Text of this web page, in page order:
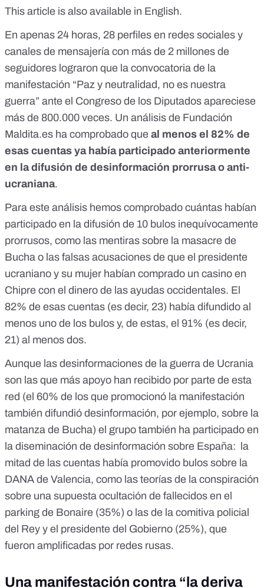
This article is also available in English.
En apenas 24 horas, 28 perfiles en redes sociales y
canales de mensajería con más de 2 millones de
seguidores lograron que la convocatoria de la
manifestación “Paz y neutralidad, no es nuestra
guerra” ante el Congreso de los Diputados apareciese
más de 800.000 veces. Un análisis de Fundación
Maldita.es ha comprobado que al menos el 82% de
esas cuentas ya había participado anteriormente
en la difusión de desinformación prorrusa o anti-
ucraniana.
Para este análisis hemos comprobado cuántas habían
participado en la difusión de 10 bulos inequívocamente
prorrusos, como las mentiras sobre la masacre de
Bucha o las falsas acusaciones de que el presidente
ucraniano y su mujer habían comprado un casino en
Chipre con el dinero de las ayudas occidentales. El
82% de esas cuentas (es decir, 23) había difundido al
menos uno de los bulos y, de estas, el 91% (es decir,
21) al menos dos.
Aunque las desinformaciones de la guerra de Ucrania
son las que más apoyo han recibido por parte de esta
red (el 60% de los que promocionó la manifestación
también difundió desinformación, por ejemplo, sobre la
matanza de Bucha) el grupo también ha participado en
la diseminación de desinformación sobre España: la
mitad de las cuentas había promovido bulos sobre la
DANA de Valencia, como las teorías de la conspiración
sobre una supuesta ocultación de fallecidos en el
parking de Bonaire (35%) o las de la comitiva policial
del Rey y el presidente del Gobierno (25%), que
fueron amplificadas por redes rusas.
Una manifestación contra “la deriva